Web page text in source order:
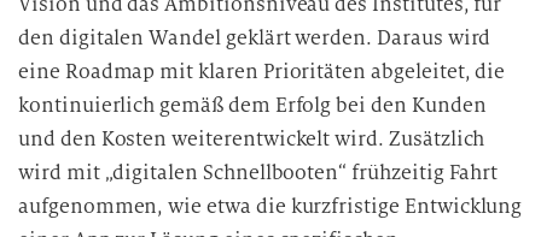
den digitalen Wandel geklärt werden. Daraus wird
eine Roadmap mit klaren Prioritäten abgeleitet, die
kontinuierlich gemäß dem Erfolg bei den Kunden
und den Kosten weiterentwickelt wird. Zusätzlich
wird mit „digitalen Schnellbooten“ frühzeitig Fahrt
aufgenommen, wie etwa die kurzfristige Entwicklung